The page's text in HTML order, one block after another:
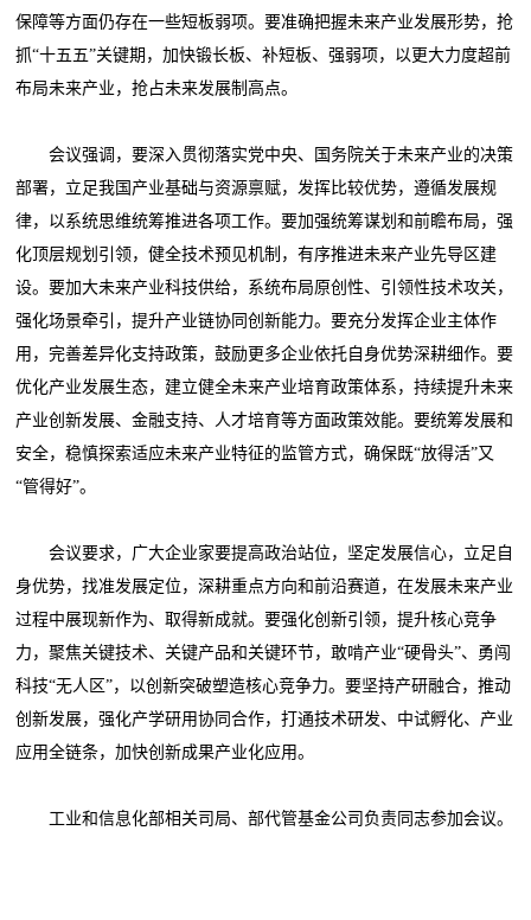
保障等方面仍存在一些短板弱项。要准确把握未来产业发展形势，抢
抓“十五五”关键期，加快锻长板、补短板、强弱项，以更大力度超前
布局未来产业，抢占未来发展制高点。
会议强调，要深入贯彻落实党中央、国务院关于未来产业的决策
部署，立足我国产业基础与资源禀赋，发挥比较优势，遵循发展规
律，以系统思维统筹推进各项工作。要加强统筹谋划和前瞻布局，强
化顶层规划引领，健全技术预见机制，有序推进未来产业先导区建
设。要加大未来产业科技供给，系统布局原创性、引领性技术攻关，
强化场景牵引，提升产业链协同创新能力。要充分发挥企业主体作
用，完善差异化支持政策，鼓励更多企业依托自身优势深耕细作。要
优化产业发展生态，建立健全未来产业培育政策体系，持续提升未来
产业创新发展、金融支持、人才培育等方面政策效能。要统筹发展和
安全，稳慎探索适应未来产业特征的监管方式，确保既“放得活”又
“管得好”。
会议要求，广大企业家要提高政治站位，坚定发展信心，立足自
身优势，找准发展定位，深耕重点方向和前沿赛道，在发展未来产业
过程中展现新作为、取得新成就。要强化创新引领，提升核心竞争
力，聚焦关键技术、关键产品和关键环节，敢啃产业“硬骨头”、勇闯
科技“无人区”，以创新突破塑造核心竞争力。要坚持产研融合，推动
创新发展，强化产学研用协同合作，打通技术研发、中试孵化、产业
应用全链条，加快创新成果产业化应用。
工业和信息化部相关司局、部代管基金公司负责同志参加会议。